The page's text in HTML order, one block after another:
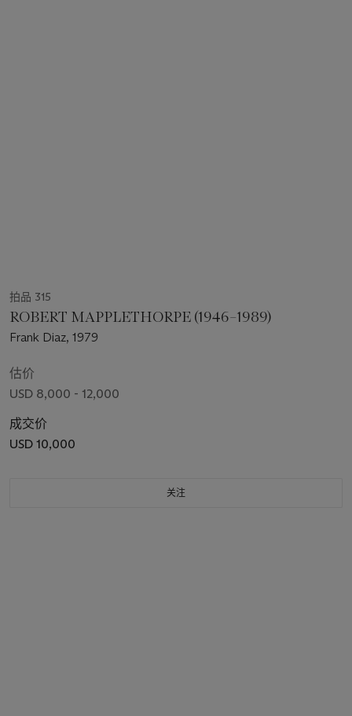
拍品 315
ROBERT MAPPLETHORPE (1946–1989)
Frank Diaz, 1979
估价
USD 8,000 - 12,000
成交价
USD 10,000
关注